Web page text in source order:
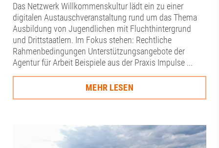
Das Netzwerk Willkommenskultur lädt ein zu einer
digitalen Austauschveranstaltung rund um das Thema
Ausbildung von Jugendlichen mit Fluchthintergrund
und Drittstaatlern. Im Fokus stehen: Rechtliche
Rahmenbedingungen Unterstützungsangebote der
Agentur für Arbeit Beispiele aus der Praxis Impulse ...
MEHR LESEN